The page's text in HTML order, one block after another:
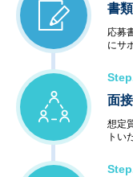
書
応募
にサ
面
想定
トい